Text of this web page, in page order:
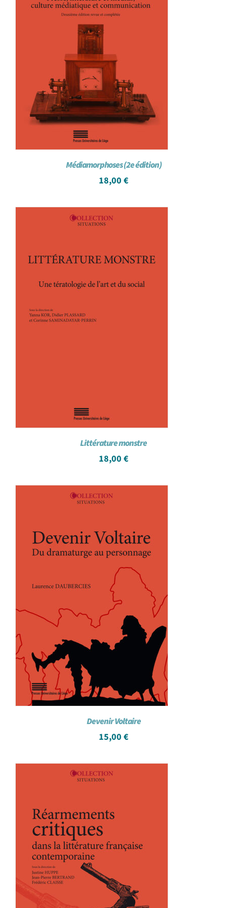
Médiamorphoses (2e édition)
18,00 €
Littérature monstre
18,00 €
Devenir Voltaire
15,00 €